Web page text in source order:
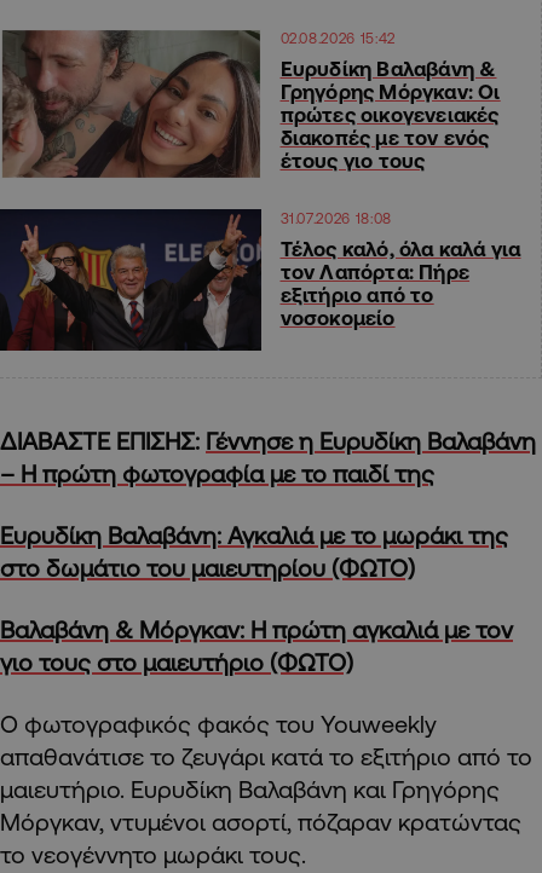
02.08.2026 15:42
Ευρυδίκη Βαλαβάνη &
Γρηγόρης Μόργκαν: Οι
πρώτες οικογενειακές
διακοπές με τον ενός
έτους γιο τους
31.07.2026 18:08
Τέλος καλό, όλα καλά για
τον Λαπόρτα: Πήρε
εξιτήριο από το
νοσοκομείο
ΔΙΑΒΑΣΤΕ ΕΠΙΣΗΣ: Γέννησε η Ευρυδίκη Βαλαβάνη
– Η πρώτη φωτογραφία με το παιδί της
Ευρυδίκη Βαλαβάνη: Αγκαλιά με το μωράκι της
στο δωμάτιο του μαιευτηρίου (ΦΩΤΟ)
Βαλαβάνη & Μόργκαν: Η πρώτη αγκαλιά με τον
γιο τους στο μαιευτήριο (ΦΩΤΟ)
Ο φωτογραφικός φακός του Youweekly
απαθανάτισε το ζευγάρι κατά το εξιτήριο από το
μαιευτήριο. Ευρυδίκη Βαλαβάνη και Γρηγόρης
Μόργκαν, ντυμένοι ασορτί, πόζαραν κρατώντας
το νεογέννητο μωράκι τους.